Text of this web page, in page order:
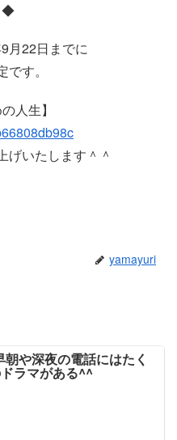
◆
月22日までに
す。
人生】
げいたします＾＾
yamayuri
や深夜の電話にはたく
ラマがある^^